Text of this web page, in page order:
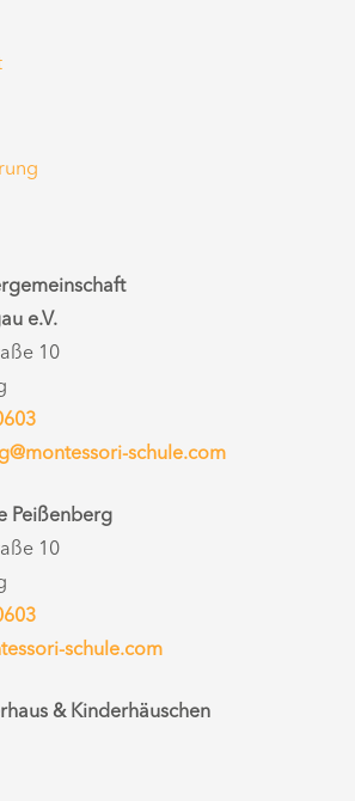
e.V.
10
schule.com
Peißenberg
10
schule.com
& Kinderhäuschen